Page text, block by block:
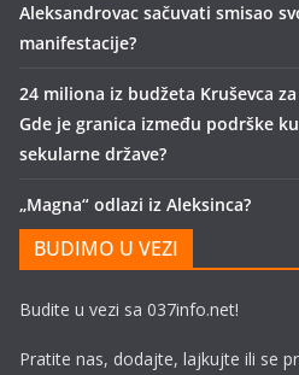
Aleksandrovac sačuvati smisao
manifestacije?
24 miliona iz budžeta Kruševca
Gde je granica između podrške
sekularne države?
„Magna“ odlazi iz Aleksinca?
BUDIMO U VEZI
Budite u vezi sa 037info.net!
Pratite nas, dodajte, lajkujte ili se